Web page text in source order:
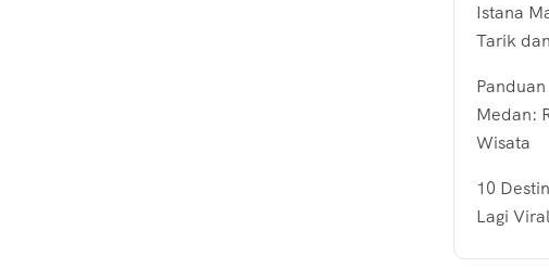
Istana
Tarik
Medan:
Wisata
10
Lagi